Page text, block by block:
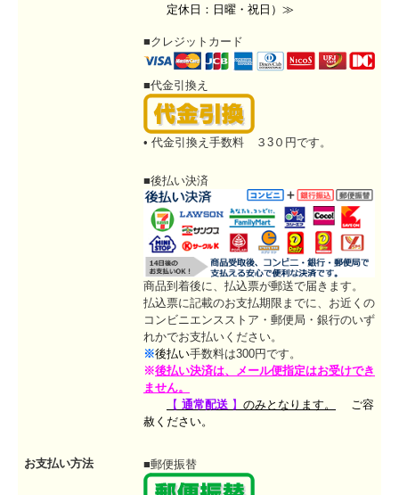
定休日：日曜・祝日）≫
お支払い方法
■クレジットカード
■代金引換え
• 代金引換え手数料 ３3０円です。
■後払い決済
商品到着後に、払込票が郵送で届きます。
払込票に記載のお支払期限までに、お近くの
コンビニエンスストア・郵便局・銀行のいず
れかでお支払いください。
※後払い手数料は300円です。
※後払い決済は、 メール便指定はお受けでき
ません。
【 通常配送 】 のみとなります。
ご容
赦ください。
■郵便振替